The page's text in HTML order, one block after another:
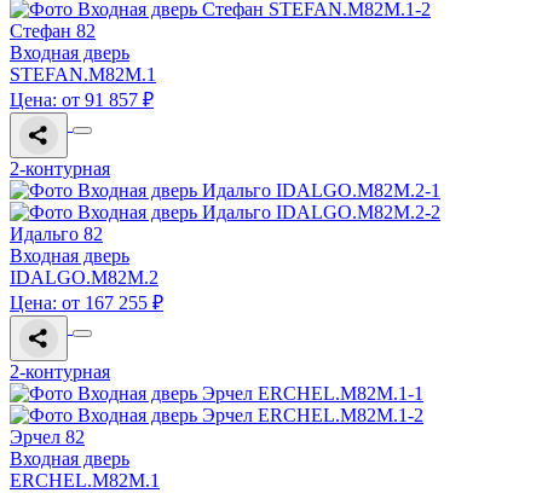
Стефан 82
Входная дверь
STEFAN.M82M.1
Цена: от 91 857 ₽
2-контурная
Идальго 82
Входная дверь
IDALGO.M82M.2
Цена: от 167 255 ₽
2-контурная
Эрчел 82
Входная дверь
ERCHEL.M82M.1